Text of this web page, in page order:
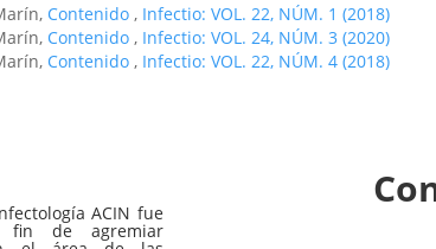
Contenido , Infectio: VOL. 22, NÚM. 1 (2018)
Contenido , Infectio: VOL. 24, NÚM. 3 (2020)
Contenido , Infectio: VOL. 22, NÚM. 4 (2018)
ACIN fue
de agremiar